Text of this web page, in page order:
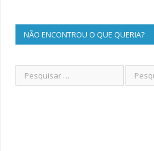
NÃO ENCONTROU O QUE QUERIA?